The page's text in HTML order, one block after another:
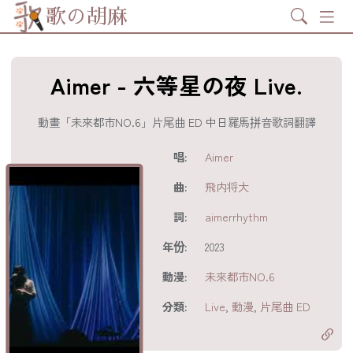
歌の胡麻 Search
Aimer - 六等星の夜 Live.
動畫「未來都市NO.6」片尾曲 ED 中日羅馬拼音歌詞翻譯
唱:
Aimer
曲:
飛内将大
詞:
aimerrhythm
年份:
2023
動漫:
未來都市NO.6
分類:
Live 動漫 片尾曲 ED
分享至
享至 X